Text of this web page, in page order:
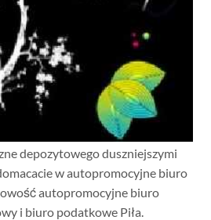
depozytowego duszniejszymi
w autopromocyjne biuro
autopromocyjne biuro
i biuro podatkowe Piła.